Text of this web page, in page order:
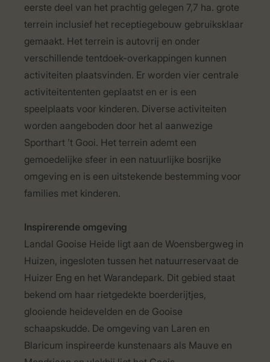
eerste deel van het prachtig gelegen 7,7 ha. grote
terrein inclusief het receptiegebouw gebruiksklaar
gemaakt. Het terrein is autovrij en onder
verschillende tentdoek-overkappingen kunnen
activiteiten plaatsvinden. Er worden vier centrale
activiteitententen geplaatst en er is een
speelplaats voor kinderen. Diverse activiteiten
worden aangeboden door het al aanwezige
Sporthart ’t Gooi. Het terrein ademt een
gemoedelijke sfeer in een natuurlijke bosrijke
omgeving en is een uitstekende bestemming voor
families met kinderen.
Inspirerende omgeving
Landal Gooise Heide ligt aan de Woensbergweg in
Huizen, ingesloten tussen het natuurreservaat de
Huizer Eng en het Warandepark. Dit gebied staat
bekend om haar rietgedekte boerderijtjes,
glooiende heidevelden en de Gooise
schaapskudde. De omgeving van Laren en
Blaricum inspireerde kunstenaars als Mauve en